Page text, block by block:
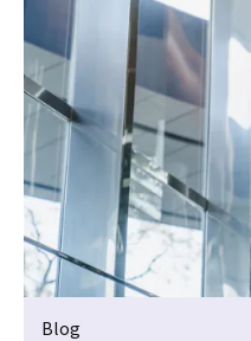
Blog